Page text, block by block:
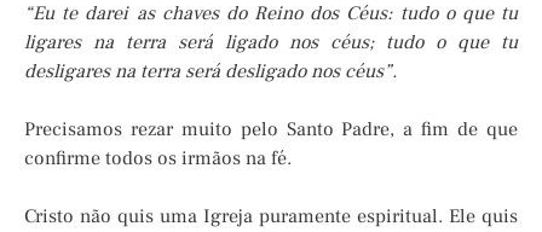
“Eu te darei as chaves do Reino dos Céus: tudo o que tu
ligares na terra será ligado nos céus; tudo o que tu
desligares na terra será desligado nos céus”.
Precisamos rezar muito pelo Santo Padre, a fim de que
confirme todos os irmãos na fé.
Cristo não quis uma Igreja puramente espiritual. Ele quis